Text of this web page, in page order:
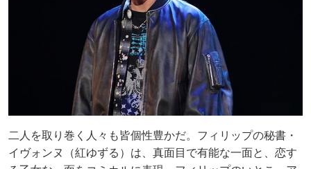
二人を取り巻く人々も皆個性豊かだ。フィリップの秘書・
イヴォンヌ（紅ゆずる）は、真面目で有能な一面と、恋す